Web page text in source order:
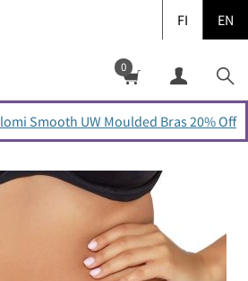
FI EN
0
Smooth UW Moulded Bras 20% Off